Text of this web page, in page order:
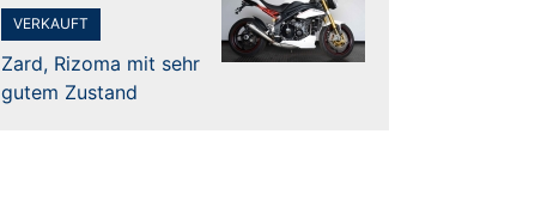
VERKAUFT
Zard, Rizoma mit sehr
gutem Zustand